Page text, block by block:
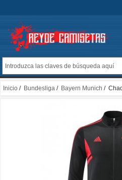
Inicio / Bundesliga / Bayern Munich /